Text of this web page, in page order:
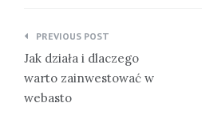
Nawigacja
wpisu
PREVIOUS POST
Jak działa i dlaczego
warto zainwestować w
webasto